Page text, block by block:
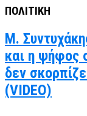
ΠΟΛΙΤΙΚΗ
Μ.
και η ψήφος
δεν
(VIDEO)